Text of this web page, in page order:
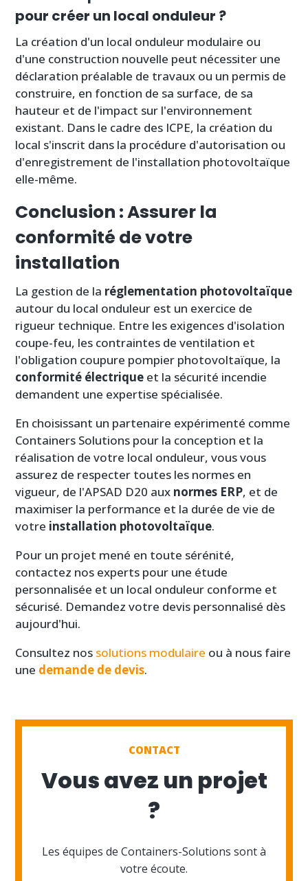
pour créer un local onduleur ?
La création d'un local onduleur modulaire ou
d'une construction nouvelle peut nécessiter une
déclaration préalable de travaux ou un permis de
construire, en fonction de sa surface, de sa
hauteur et de l'impact sur l'environnement
existant. Dans le cadre des ICPE, la création du
local s'inscrit dans la procédure d'autorisation ou
d'enregistrement de l'installation photovoltaïque
elle-même.
Conclusion : Assurer la
conformité de votre
installation
La gestion de la réglementation photovoltaïque
autour du local onduleur est un exercice de
rigueur technique. Entre les exigences d'isolation
coupe-feu, les contraintes de ventilation et
l'obligation coupure pompier photovoltaïque, la
conformité électrique et la sécurité incendie
demandent une expertise spécialisée.
En choisissant un partenaire expérimenté comme
Containers Solutions pour la conception et la
réalisation de votre local onduleur, vous vous
assurez de respecter toutes les normes en
vigueur, de l'APSAD D20 aux normes ERP, et de
maximiser la performance et la durée de vie de
votre installation photovoltaïque.
Pour un projet mené en toute sérénité,
contactez nos experts pour une étude
personnalisée et un local onduleur conforme et
sécurisé. Demandez votre devis personnalisé dès
aujourd'hui.
Consultez nos solutions modulaire ou à nous faire
une demande de devis.
CONTACT
Vous avez un projet
?
Les équipes de Containers-Solutions sont à
votre écoute.